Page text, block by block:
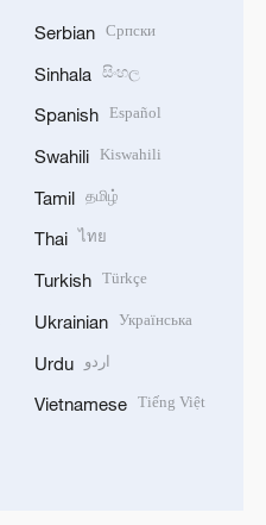
Serbian Српски
Sinhala සිංහල
Spanish Español
Swahili Kiswahili
Tamil தமிழ்
Thai ไทย
Turkish Türkçe
Ukrainian Українська
Urdu اردو
Vietnamese Tiếng Việt